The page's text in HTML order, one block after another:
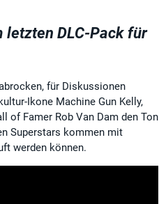
letzten DLC-Pack für
für Diskussionen
Ikone Machine Gun Kelly,
of Famer Rob Van Dam den Ton
Superstars kommen mit
werden können.